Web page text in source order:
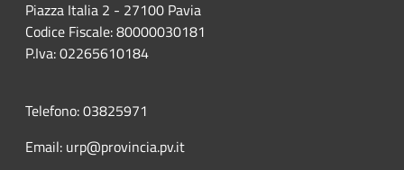
Piazza Italia 2 - 27100 Pavia
Codice Fiscale: 80000030181
P.Iva: 02265610184
Telefono: 03825971
Email: urp@provincia.pv.it